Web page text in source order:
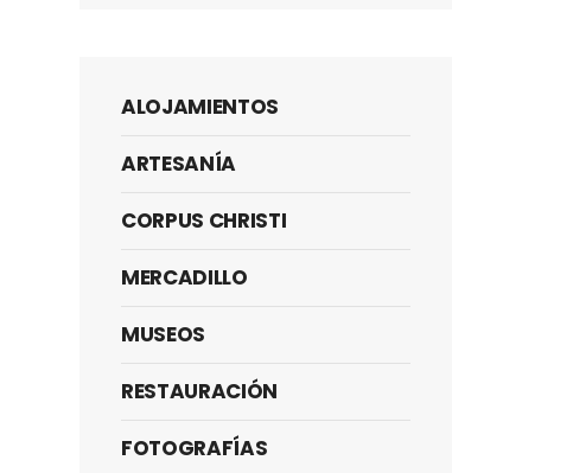
ALOJAMIENTOS
ARTESANÍA
CORPUS CHRISTI
MERCADILLO
MUSEOS
RESTAURACIÓN
FOTOGRAFÍAS